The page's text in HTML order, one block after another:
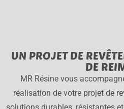
UN PROJET DE
DE
MR Résine vous
réalisation de votre projet de